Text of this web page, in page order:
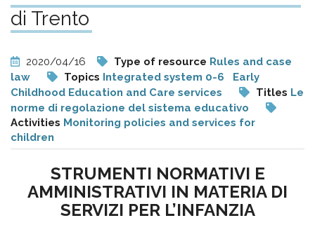
e
analisi
pr
l'infanzia
l'adolescenza
di Trento
2020/04/16 Type of resource Rules and case
law
Topics Integrated system 0-6
Early
Childhood Education and Care services
Titles Le
norme di regolazione del sistema educativo
Activities Monitoring policies and services for
children
STRUMENTI NORMATIVI E
AMMINISTRATIVI IN MATERIA DI
SERVIZI PER L’INFANZIA